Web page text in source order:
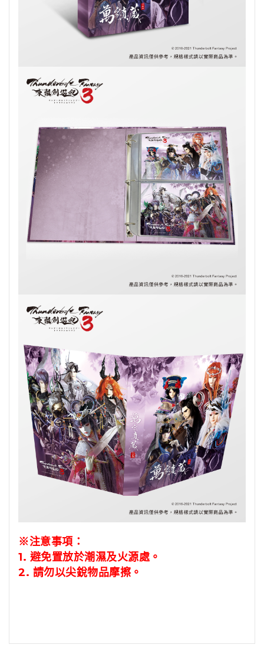
※注意事項：
1. 避免置放於潮濕及火源處。
2. 請勿以尖銳物品摩擦。